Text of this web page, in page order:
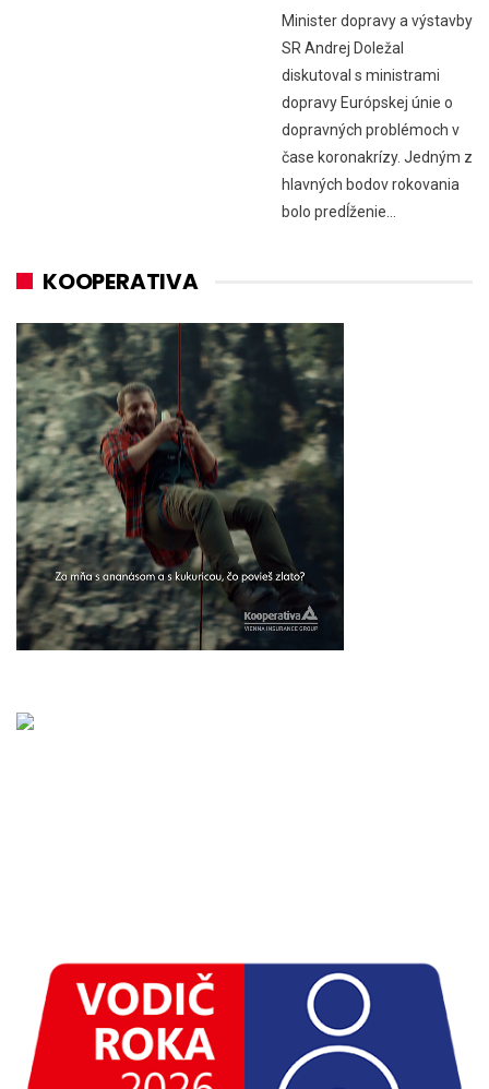
Minister dopravy a výstavby
SR Andrej Doležal
diskutoval s ministrami
dopravy Európskej únie o
dopravných problémoch v
čase koronakrízy. Jedným z
hlavných bodov rokovania
bolo predĺženie…
KOOPERATIVA